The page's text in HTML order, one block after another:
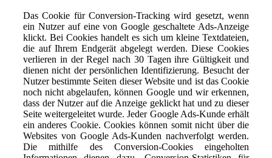
Das Cookie für Conversion-Tracking wird gesetzt, wenn
ein Nutzer auf eine von Google geschaltete Ads-Anzeige
klickt. Bei Cookies handelt es sich um kleine Textdateien,
die auf Ihrem Endgerät abgelegt werden. Diese Cookies
verlieren in der Regel nach 30 Tagen ihre Gültigkeit und
dienen nicht der persönlichen Identifizierung. Besucht der
Nutzer bestimmte Seiten dieser Website und ist das Cookie
noch nicht abgelaufen, können Google und wir erkennen,
dass der Nutzer auf die Anzeige geklickt hat und zu dieser
Seite weitergeleitet wurde. Jeder Google Ads-Kunde erhält
ein anderes Cookie. Cookies können somit nicht über die
Websites von Google Ads-Kunden nachverfolgt werden.
Die mithilfe des Conversion-Cookies eingeholten